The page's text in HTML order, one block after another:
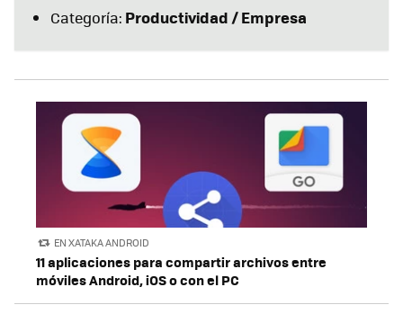
Categoría: Productividad / Empresa
EN XATAKA ANDROID
11 aplicaciones para compartir archivos entre
móviles Android, iOS o con el PC